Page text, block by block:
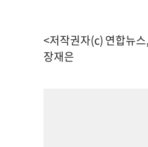
<저작권자(c) 연합뉴
장재은